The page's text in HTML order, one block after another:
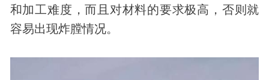
和加工难度，而且对材料的要求极高，否则就
容易出现炸膛情况。